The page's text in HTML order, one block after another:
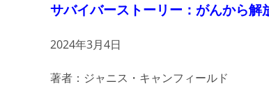
サバイバーストーリー：がんから解
2024年3月4日
著者：ジャニス・キャンフィールド